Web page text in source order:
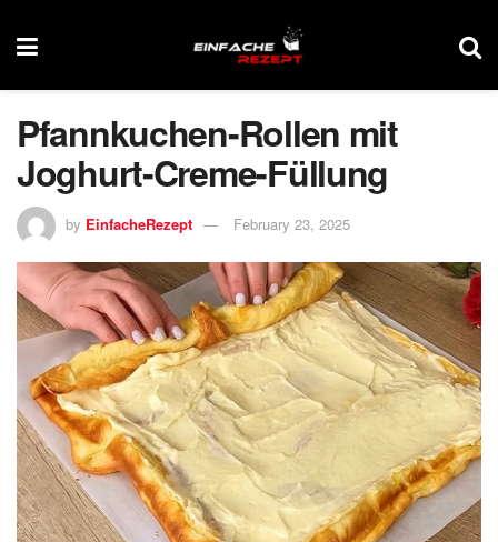
Pfannkuchen-Rollen mit
Joghurt-Creme-Füllung
by EinfacheRezept February 23, 2025